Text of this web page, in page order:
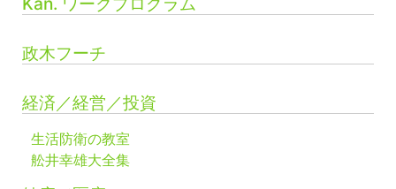
政木フーチ
経済／経営／投資
生活防衛の教室
舩井幸雄大全集